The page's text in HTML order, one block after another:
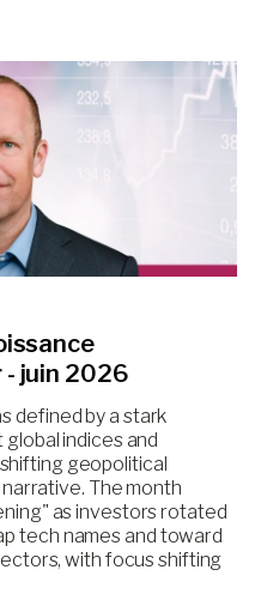
juin 2026
defined by a stark
indices and
geopolitical
The month
as investors rotated
tech names and toward
with focus shifting